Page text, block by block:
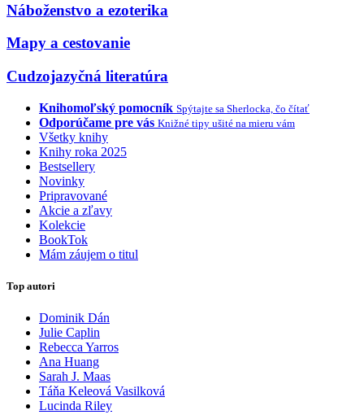
Náboženstvo a ezoterika
Mapy a cestovanie
Cudzojazyčná literatúra
Knihomoľský pomocník Spýtajte sa Sherlocka, čo čítať
Odporúčame pre vás Knižné tipy ušité na mieru vám
Všetky knihy
Knihy roka 2025
Bestsellery
Novinky
Pripravované
Akcie a zľavy
Kolekcie
BookTok
Mám záujem o titul
Top autori
Dominik Dán
Julie Caplin
Rebecca Yarros
Ana Huang
Sarah J. Maas
Táňa Keleová Vasilková
Lucinda Riley